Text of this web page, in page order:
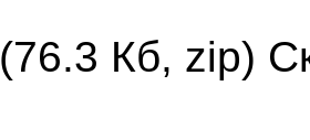
(76.3 Кб, zip)